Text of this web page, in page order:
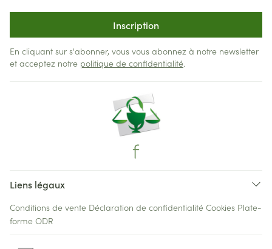
Inscription
En cliquant sur s'abonner, vous vous abonnez à notre newsletter
et acceptez notre politique de confidentialité.
Liens légaux
Conditions de vente Déclaration de confidentialité Cookies Plate-
forme ODR